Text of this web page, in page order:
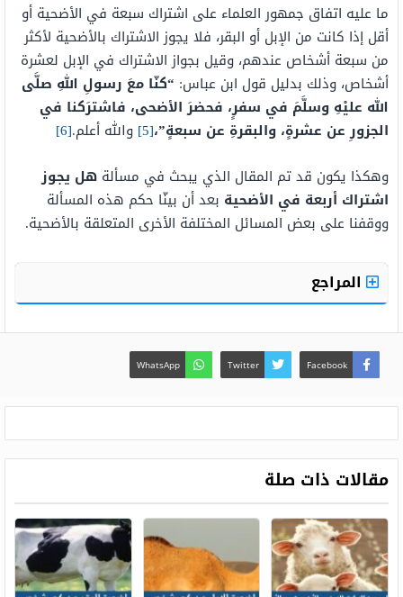
ما عليه اتفاق جمهور العلماء على اشتراك سبعة في الأضحية أو
أقل إذا كانت من الإبل أو البقر، فلا يجوز الاشتراك بالأضحية لأكثر
من سبعة أشخاص عندهم، وقيل بجواز الاشتراك في الإبل لعشرة
أشخاص، وذلك بدليل قول ابن عباس: “كنّا معَ رسولِ اللهِ صلَّى
الله عليْهِ وسلَّمَ في سفرٍ، فحضرَ الأضحى، فاشترَكنا في
الجزورِ عن عشرةٍ، والبقرةِ عن سبعةٍ”،[5] والله أعلم.[6]
وهكذا يكون قد تم المقال الذي يبحث في مسألة هل يجوز
اشتراك أربعة في الأضحية بعد أن بينّا حكم هذه المسألة
ووقفنا على بعض المسائل المختلفة الأخرى المتعلقة بالأضحية.
المراجع
Facebook
Twitter
WhatsApp
مقالات ذات صلة